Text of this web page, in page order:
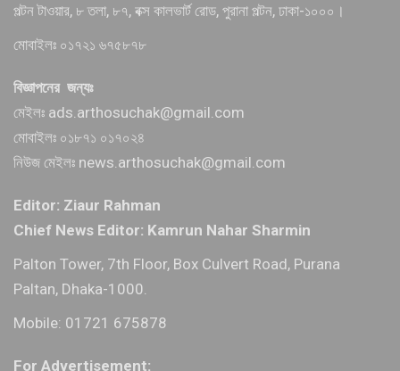
পল্টন টাওয়ার, ৮ তলা, ৮৭, বক্স কালভার্ট রোড, পুরানা পল্টন, ঢাকা-১০০০।
মোবাইলঃ ০১৭২১ ৬৭৫৮৭৮
বিজ্ঞাপনের জন্যঃ
মেইলঃ ads.arthosuchak@gmail.com
মোবাইলঃ ০১৮৭১ ০১৭০২৪
নিউজ মেইলঃ news.arthosuchak@gmail.com
Editor: Ziaur Rahman
Chief News Editor: Kamrun Nahar Sharmin
Palton Tower, 7th Floor, Box Culvert Road, Purana
Paltan, Dhaka-1000.
Mobile: 01721 675878
For Advertisement: